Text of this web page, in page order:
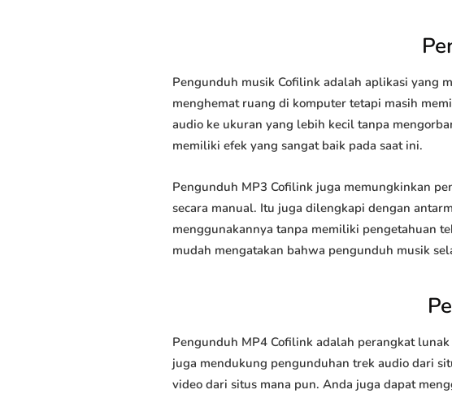
Pengunduh musik Cofilink adalah aplikasi yang
menghemat ruang di komputer tetapi masih
audio ke ukuran yang lebih kecil tanpa
memiliki efek yang sangat baik pada saat ini.
Pengunduh MP3 Cofilink juga memungkinkan
secara manual. Itu juga dilengkapi dengan
menggunakannya tanpa memiliki pengetahuan
mudah mengatakan bahwa pengunduh musik
Pengunduh MP4 Cofilink adalah perangkat
juga mendukung pengunduhan trek audio dari
video dari situs mana pun. Anda juga dapat